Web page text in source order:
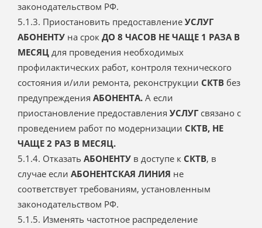
законодательством РФ.
5.1.3. Приостановить предоставление УСЛУГ
АБОНЕНТУ на срок ДО 8 ЧАСОВ НЕ ЧАЩЕ 1 РАЗА В
МЕСЯЦ для проведения необходимых
профилактических работ, контроля технического
состояния и/или ремонта, реконструкции СКТВ без
предупреждения АБОНЕНТА. А если
приостановление предоставления УСЛУГ связано с
проведением работ по модернизации СКТВ, НЕ
ЧАЩЕ 2 РАЗ В МЕСЯЦ.
5.1.4. Отказать АБОНЕНТУ в доступе к СКТВ, в
случае если АБОНЕНТСКАЯ ЛИНИЯ не
соответствует требованиям, установленным
законодательством РФ.
5.1.5. Изменять частотное распределение